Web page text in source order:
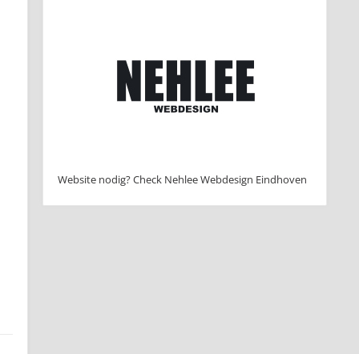
Website nodig? Check Nehlee Webdesign Eindhoven